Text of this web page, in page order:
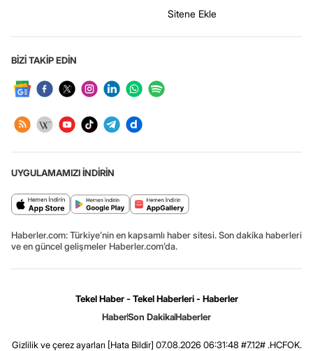
Sitene Ekle
BİZİ TAKİP EDİN
UYGULAMAMIZI İNDİRİN
Haberler.com: Türkiye’nin en kapsamlı haber sitesi. Son dakika haberleri
ve en güncel gelişmeler Haberler.com’da.
Tekel Haber - Tekel Haberleri - Haberler
HaberSon DakikaHaberler
Gizlilik ve çerez ayarları [Hata Bildir] 07.08.2026 06:31:48 #7.12# .HCFOK.